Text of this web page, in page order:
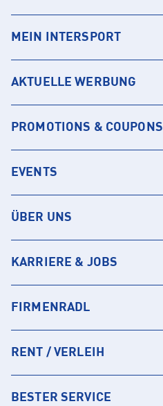
MEIN INTERSPORT
AKTUELLE WERBUNG
PROMOTIONS & COUPONS
EVENTS
ÜBER UNS
KARRIERE & JOBS
FIRMENRADL
RENT / VERLEIH
BESTER SERVICE